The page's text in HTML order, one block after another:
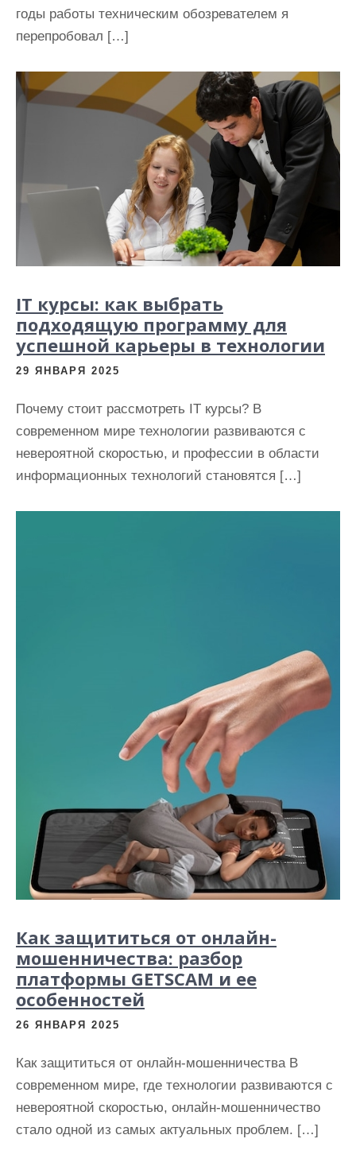
годы работы техническим обозревателем я
перепробовал […]
IT курсы: как выбрать
подходящую программу для
успешной карьеры в технологии
29 ЯНВАРЯ 2025
Почему стоит рассмотреть IT курсы? В
современном мире технологии развиваются с
невероятной скоростью, и профессии в области
информационных технологий становятся […]
Как защититься от онлайн-
мошенничества: разбор
платформы GETSCAM и ее
особенностей
26 ЯНВАРЯ 2025
Как защититься от онлайн-мошенничества В
современном мире, где технологии развиваются с
невероятной скоростью, онлайн-мошенничество
стало одной из самых актуальных проблем. […]